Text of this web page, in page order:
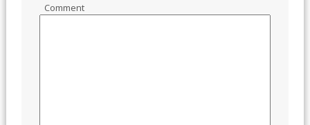
Comment